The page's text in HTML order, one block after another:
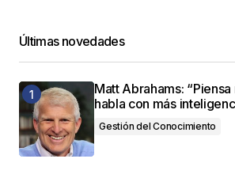
Últimas novedades
Matt Abrahams:
habla con más
Gestión del Conocimiento